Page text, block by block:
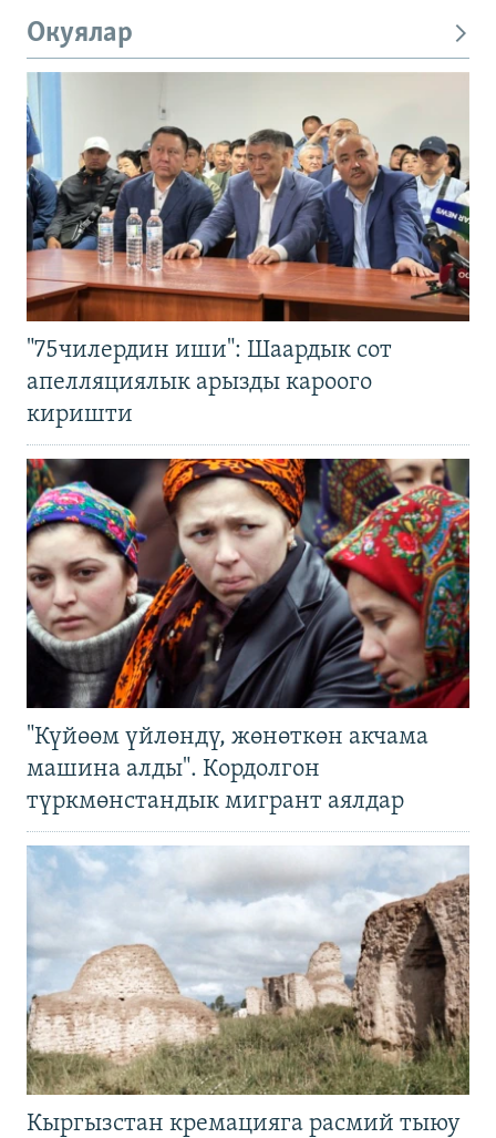
Окуялар
"75чилердин иши": Шаардык сот
апелляциялык арызды кароого
киришти
"Күйөөм үйлөндү, жөнөткөн акчама
машина алды". Кордолгон
түркмөнстандык мигрант аялдар
Кыргызстан кремацияга расмий тыюу